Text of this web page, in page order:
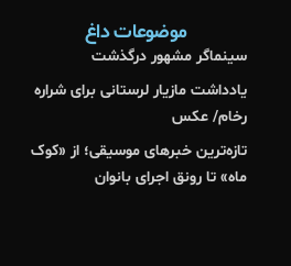
موضوعات داغ
سینماگر مشهور درگذشت
یادداشت مازیار لرستانی برای شراره
رخام/ عکس
تازه‌ترین خبرهای موسیقی؛ از «کوک
ماه» تا رونق اجرای بانوان